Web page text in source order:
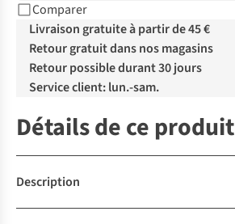
Comparer
Livraison gratuite à partir de 45 €
Retour gratuit dans nos magasins
Retour possible durant 30 jours
Service client: lun.-sam.
Détails de ce produit
Description